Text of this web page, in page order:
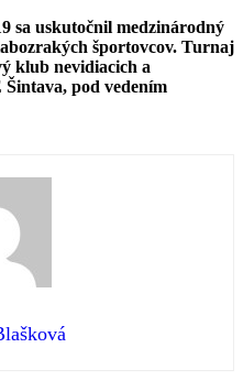
sa uskutočnil medzinárodný
športovcov. Turnaj
klub nevidiacich a
pod vedením